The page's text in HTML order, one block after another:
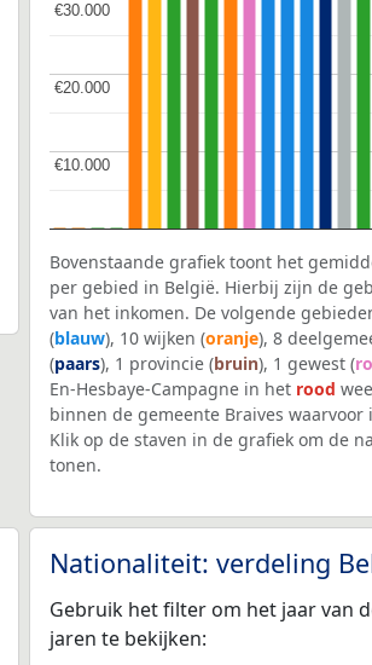
€10.000
€10.000
€20.000
€20.000
€30.000
€30.000
Bovenstaande grafiek toont het
per gebied in België. Hierbij zijn de
van het inkomen. De volgende
(blauw), 10 wijken (oranje), 8
(paars), 1 provincie (bruin), 1 gewest (
En-Hesbaye-Campagne in het rood
binnen de gemeente Braives
Klik op de staven in de grafiek om de
tonen.
Nationaliteit: verdeling
Gebruik het filter om het jaar van
jaren te bekijken: